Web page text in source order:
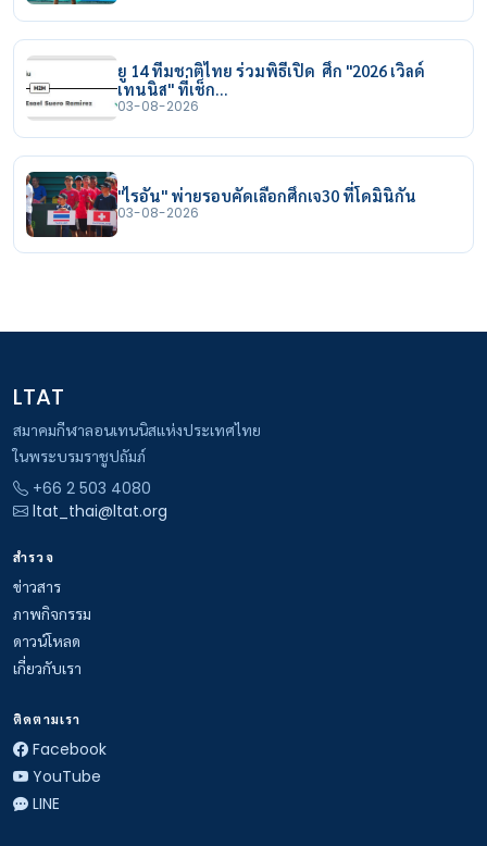
ยู 14 ทีมชาติไทย ร่วมพิธีเปิด ศึก "2026 เวิลด์
เทนนิส" ที่เช็ก…
03-08-2026
"ไรอัน" พ่ายรอบคัดเลือกศึกเจ30 ที่โดมินิกัน
03-08-2026
LTAT
สมาคมกีฬาลอนเทนนิสแห่งประเทศไทย
ในพระบรมราชูปถัมภ์
+66 2 503 4080
ltat_thai@ltat.org
สำรวจ
ข่าวสาร
ภาพกิจกรรม
ดาวน์โหลด
เกี่ยวกับเรา
ติดตามเรา
Facebook
YouTube
LINE